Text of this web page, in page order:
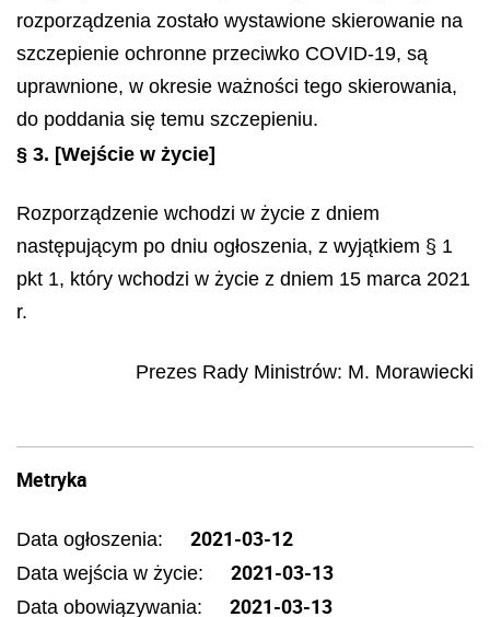
rozporządzenia zostało wystawione skierowanie na
szczepienie ochronne przeciwko COVID-19, są
uprawnione, w okresie ważności tego skierowania,
do poddania się temu szczepieniu.
§ 3. [Wejście w życie]
Rozporządzenie wchodzi w życie z dniem
następującym po dniu ogłoszenia, z wyjątkiem § 1
pkt 1, który wchodzi w życie z dniem 15 marca 2021
r.
Prezes Rady Ministrów: M. Morawiecki
Metryka
Data ogłoszenia: 2021-03-12
Data wejścia w życie: 2021-03-13
Data obowiązywania: 2021-03-13